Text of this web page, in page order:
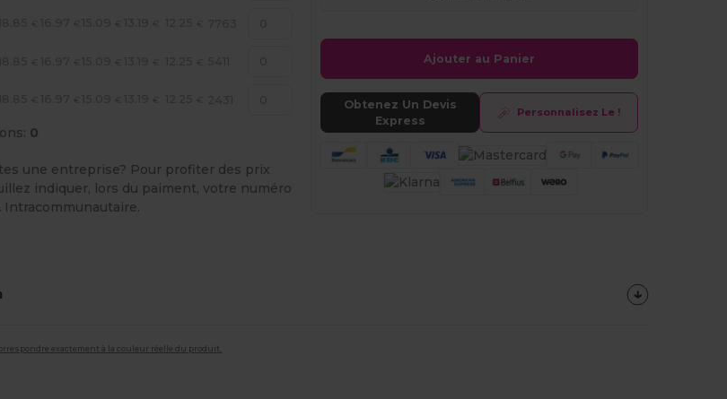
0
une entreprise? Pour profiter des prix
indiquer, lors du paiment, votre numéro
Intracommunautaire.
Ajouter au Panier
Obtenez Un Devis
Express
Personnalisez Le !
exactement à la couleur réelle du produit.